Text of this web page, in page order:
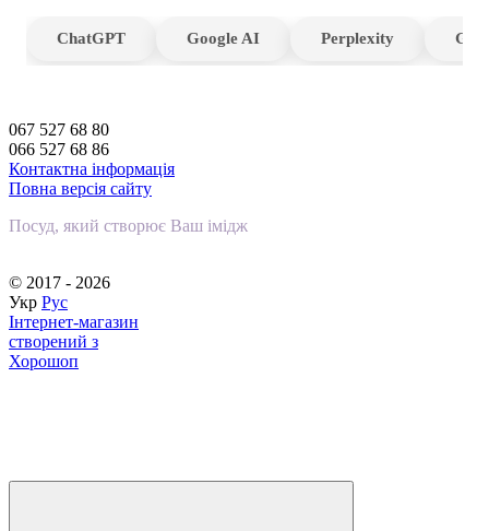
ChatGPT Google AI Perplexity
067 527 68 80
066 527 68 86
Контактна інформація
Повна версія сайту
Посуд, який створює Ваш імідж
© 2017 - 2026
Укр Рус
Інтернет-магазин
створений з
Хорошоп